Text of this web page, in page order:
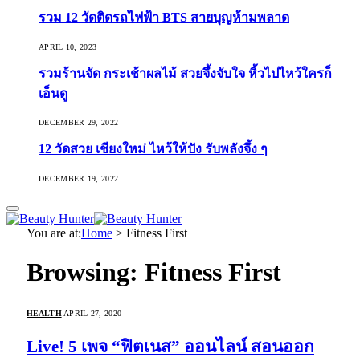
รวม 12 วัดติดรถไฟฟ้า BTS สายบุญห้ามพลาด
APRIL 10, 2023
รวมร้านจัด กระเช้าผลไม้ สวยจึ้งจับใจ หิ้วไปไหว้ใครก็
เอ็นดู
DECEMBER 29, 2022
12 วัดสวย เชียงใหม่ ไหว้ให้ปัง รับพลังจึ้ง ๆ
DECEMBER 19, 2022
You are at:Home > Fitness First
Browsing: Fitness First
HEALTH APRIL 27, 2020
Live! 5 เพจ “ฟิตเนส” ออนไลน์ สอนออก